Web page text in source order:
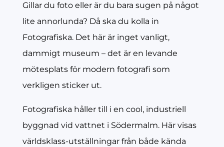
Gillar du foto eller är du bara sugen på något
lite annorlunda? Då ska du kolla in
Fotografiska. Det här är inget vanligt,
dammigt museum – det är en levande
mötesplats för modern fotografi som
verkligen sticker ut.
Fotografiska håller till i en cool, industriell
byggnad vid vattnet i Södermalm. Här visas
världsklass-utställningar från både kända